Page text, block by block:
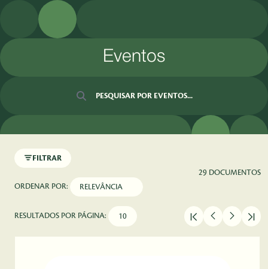
Pular para o Conteúdo principal
Eventos
FILTRAR
29 DOCUMENTOS
ORDENAR POR:
RESULTADOS POR PÁGINA: